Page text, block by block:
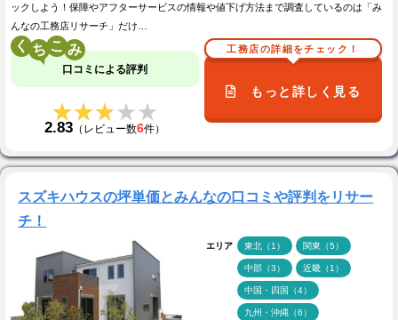
ックしよう！保障やアフターサービスの情報や値下げ方法まで調査しているのは「み
んなの工務店リサーチ」だけ…
く こ
口コミによる評判
★★★★★
★★★★★
2.83 （レビュー数6件）
工務店の詳細をチェック！
もっと詳しく見る
スズキハウスの坪単価とみんなの口コミや評判をリサー
チ！
エリア 東北（1） 関東（5）
中部（3） 近畿（1）
中国・四国（4）
九州・沖縄（6）